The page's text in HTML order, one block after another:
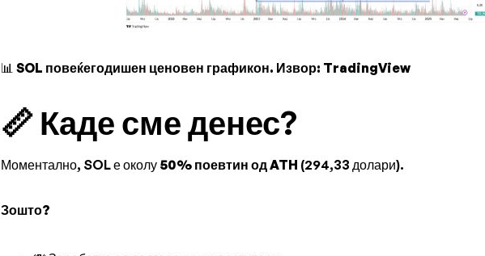
📊 SOL повеќегодишен ценовен графикон. Извор: TradingView
📏 Каде сме денес?
Моментално, SOL е околу 50% поевтин од ATH (294,33 долари).
Зошто?